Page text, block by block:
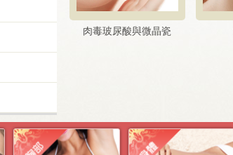
肉毒玻尿酸與微晶瓷